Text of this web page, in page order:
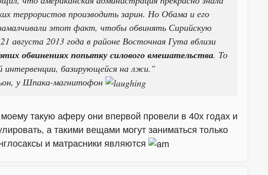
террористов производить зарин. Но Обама и его
этот факт, чтобы обвинять Сирийскую
августа 2013 года в районе Восточная Гута вблизи
обвинениях попытку силового вмешательства. То
интервенции, базирующейся на лжи."
у Шпака-магнитофон
такую аферу они впервой провели в 40х годах и
а такими вещами могут заниматься только
и матрасники являются